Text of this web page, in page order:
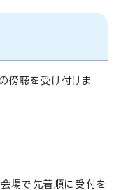
傍聴を受け付けま
で先着順に受付を